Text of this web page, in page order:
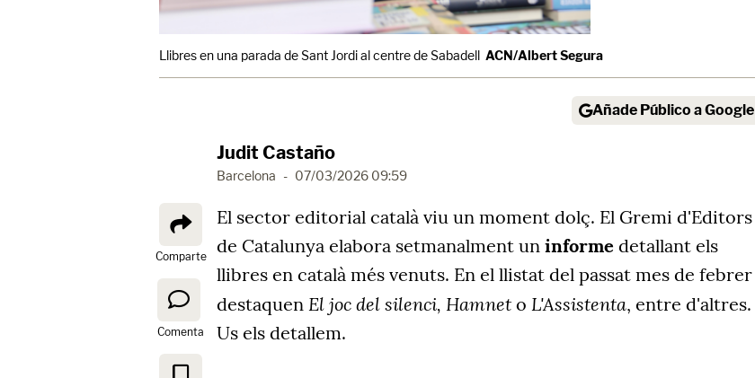
Llibres en una parada de Sant Jordi al centre de Sabadell ACN/Albert Segura
Añade Público a Google
Judit Castaño
Barcelona - 07/03/2026 09:59
Comparte
Comenta
El sector editorial català viu un moment dolç. El Gremi d'Editors
de Catalunya elabora setmanalment un informe detallant els
llibres en català més venuts. En el llistat del passat mes de febrer
destaquen El joc del silenci, Hamnet o L'Assistenta, entre d'altres.
Us els detallem.